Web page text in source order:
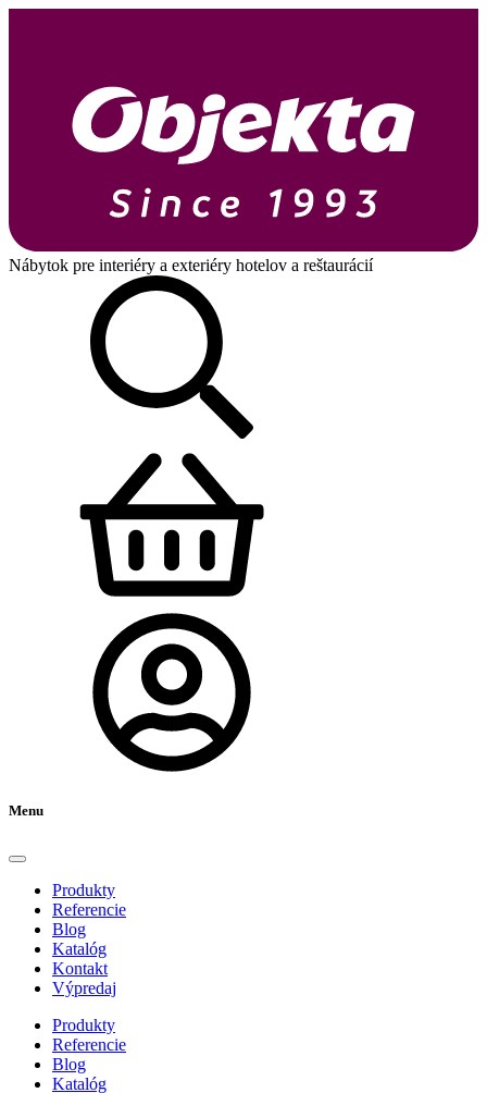
Nábytok pre interiéry a exteriéry hotelov a reštaurácií
Menu
Produkty
Referencie
Blog
Katalóg
Kontakt
Výpredaj
Produkty
Referencie
Blog
Katalóg